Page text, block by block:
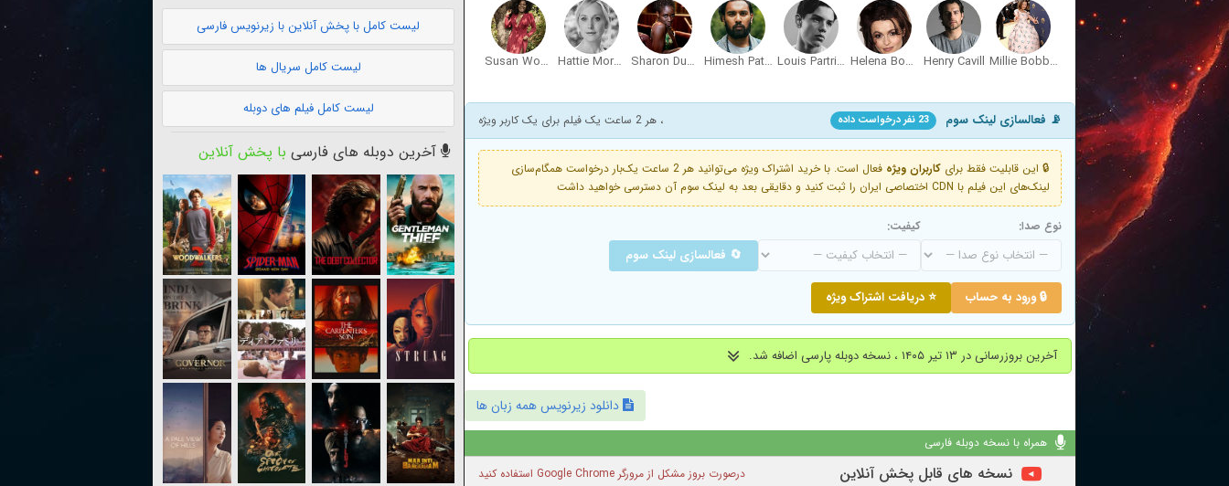
Millie Bobby Brown
Henry Cavill
Helena Bonham Carter
Louis Partridge
Himesh Patel
Sharon Duncan-Brewster
Hattie Morahan
Susan Wokoma
📡 فعالسازی لینک سوم 23 نفر درخواست داده ، هر 2 ساعت یک فیلم برای یک کاربر ویژه
🔒 این قابلیت فقط برای کاربران ویژه
فعال است. با خرید اشتراک ویژه می‌توانید هر 2 ساعت یک‌بار درخواست همگام‌سازی
لینک‌های این فیلم با CDN اختصاصی ایران را ثبت کنید و دقایقی بعد به لینک سوم آن دسترسی خواهید داشت
نوع صدا: کیفیت:
🔄 فعالسازی لینک سوم
🔒 ورود به حساب ⭐ دریافت اشتراک ویژه
آخرین بروزرسانی در ۱۳ تیر ۱۴۰۵ ، نسخه دوبله پارسی اضافه شد.
دانلود زیرنویس همه زبان ها
همراه با نسخه دوبله فارسی
نسخه های قابل پخش آنلاین درصورت بروز مشکل از مرورگر Google Chrome استفاده کنید
لیست کامل با پخش آنلاین با زیرنویس فارسی
لیست کامل سریال ها
لیست کامل فیلم های دوبله
آخرین دوبله های فارسی با پخش آنلاین